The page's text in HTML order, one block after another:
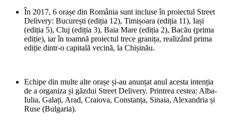
În 2017, 6 orașe din România sunt incluse în proiectul Street
Delivery: București (ediția 12), Timișoara (ediția 11), Iași
(ediția 5), Cluj (ediția 3), Baia Mare (ediția 2), Bacău (prima
ediție), iar în toamnă proiectul trece granița, realizând prima
ediție dintr-o capitală vecină, la Chișinău.
Echipe din multe alte orașe și-au anunțat anul acesta intenția
de a organiza și găzdui Street Delivery. Printrea cestea: Alba-
Iulia, Galați, Arad, Craiova, Constanța, Sinaia, Alexandria și
Ruse (Bulgaria).